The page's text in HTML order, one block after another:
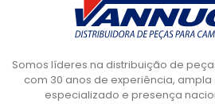
Somos líderes na distribuição de
com 30 anos de experiência,
especializado e presença